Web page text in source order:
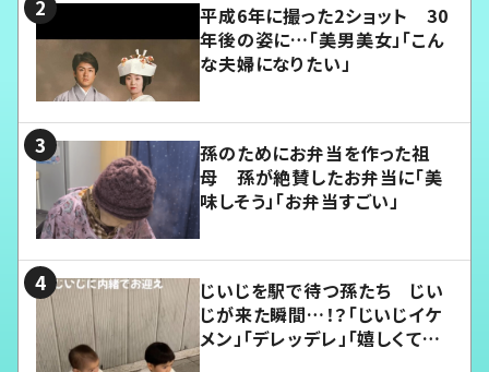
平成6年に撮った2ショット 30
年後の姿に…「美男美女」「こん
な夫婦になりたい」
孫のためにお弁当を作った祖
母 孫が絶賛したお弁当に「美
味しそう」「お弁当すごい」
じいじを駅で待つ孫たち じい
じが来た瞬間…！？「じいじイケ
メン」「デレッデレ」「嬉しくて可